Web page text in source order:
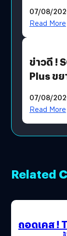
07/08/
Read More
ข่าวดี !
Plus ขย
โดยตรง
07/08/
Read More
Related
ถอดเคส !